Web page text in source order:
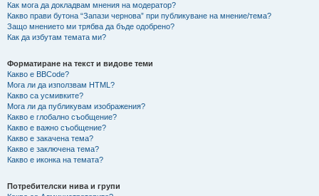
Как мога да докладвам мнения на модератор?
Какво прави бутона “Запази чернова” при публикуване на мнение/тема?
Защо мнението ми трябва да бъде одобрено?
Как да избутам темата ми?
Форматиране на текст и видове теми
Какво е BBCode?
Мога ли да използвам HTML?
Какво са усмивките?
Мога ли да публикувам изображения?
Какво е глобално съобщение?
Какво е важно съобщение?
Какво е закачена тема?
Какво е заключена тема?
Какво е иконка на темата?
Потребителски нива и групи